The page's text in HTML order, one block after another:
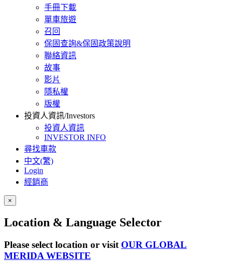
手冊下載
單車旅遊
召回
保固查詢&保固政策說明
聯絡資訊
故事
影片
隱私權
版權
投資人資訊/Investors
投資人資訊
INVESTOR INFO
尋找車款
中文(繁)
Login
經銷商
×
Location & Language Selector
Please select location or visit OUR GLOBAL
MERIDA WEBSITE